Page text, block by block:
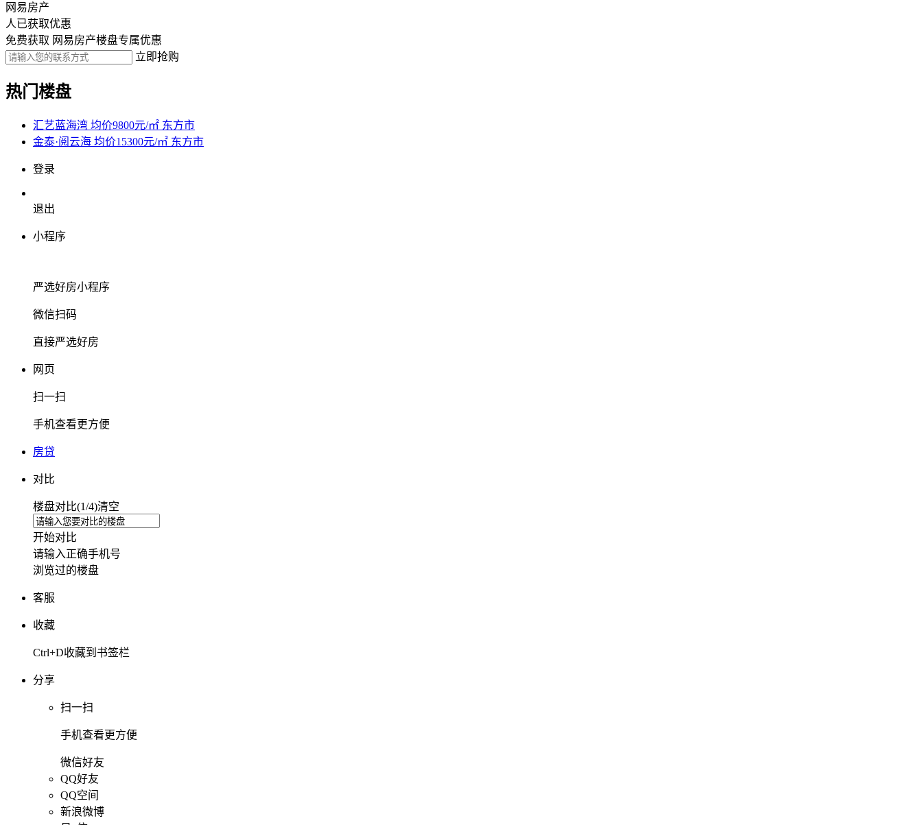
网易房产
人已获取优惠
免费获取 网易房产楼盘专属优惠
立即抢购
热门楼盘
汇艺蓝海湾 均价9800元/㎡ 东方市
金泰·阅云海 均价15300元/㎡ 东方市
登录
退出
小程序
严选好房小程序
微信扫码
直接严选好房
网页
扫一扫
手机查看更方便
房贷
对比
楼盘对比(1/4)清空
开始对比
请输入正确手机号
浏览过的楼盘
客服
收藏
Ctrl+D收藏到书签栏
分享
扫一扫
手机查看更方便
微信好友
QQ好友
QQ空间
新浪微博